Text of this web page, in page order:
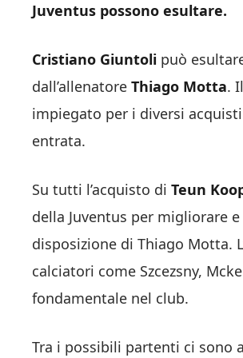
Juventus possono esultare.
Cristiano Giuntoli può
dall’allenatore Thiago Motta.
impiegato per i diversi
entrata.
Su tutti l’acquisto di Teun
della Juventus per migliorare
disposizione di Thiago Motta.
calciatori come Szcezsny,
fondamentale nel club.
Tra i possibili partenti ci sono